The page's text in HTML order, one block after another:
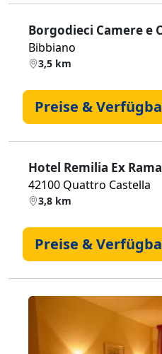
Borgodieci Camere e
Bibbiano
3,5 km
Preise &
Hotel Remilia Ex
42100 Quattro Castella
3,8 km
Preise &